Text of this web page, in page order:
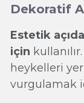
Dekoratif
Estetik
için
heykelleri
vurgulamak